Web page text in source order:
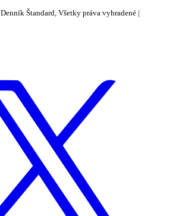
Denník Štandard, Všetky práva vyhradené |